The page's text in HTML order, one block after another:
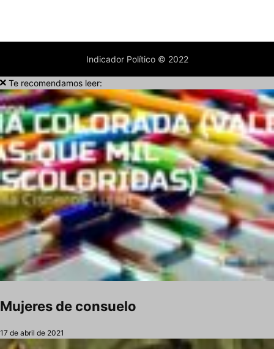
Indicador Político © 2022
Te recomendamos leer:
Mujeres de consuelo
17 de abril de 2021